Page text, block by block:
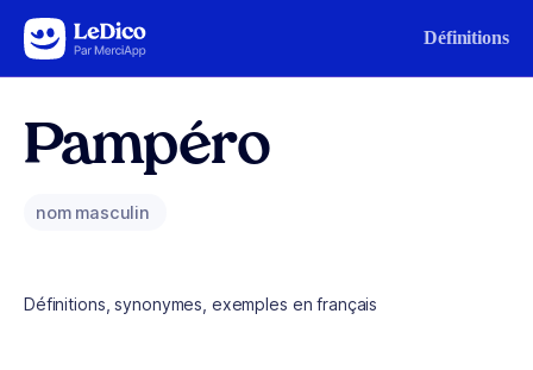
Aller au contenu Définitions
Pampéro
nom masculin
Définitions, synonymes, exemples en français